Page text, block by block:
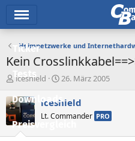
Ticker
Tests
Downloads
Preisvergleich
Heimnetzwerke und
Kein
E
s
t
e
iceshield
E
s
e
26. März 2005
iceshield
Lt. Commander PRO